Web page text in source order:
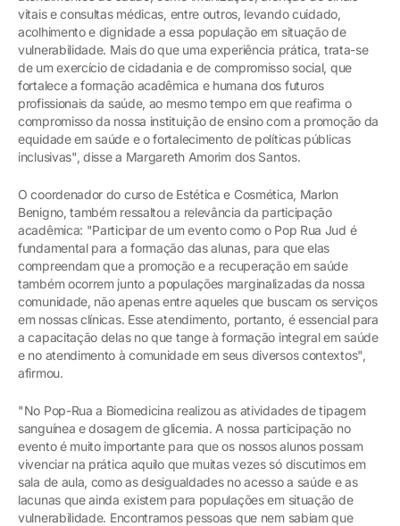
vitais e consultas médicas, entre outros, levando cuidado,
acolhimento e dignidade a essa população em situação de
vulnerabilidade. Mais do que uma experiência prática, trata-se
de um exercício de cidadania e de compromisso social, que
fortalece a formação acadêmica e humana dos futuros
profissionais da saúde, ao mesmo tempo em que reafirma o
compromisso da nossa instituição de ensino com a promoção da
equidade em saúde e o fortalecimento de políticas públicas
inclusivas", disse a Margareth Amorim dos Santos.
O coordenador do curso de Estética e Cosmética, Marlon
Benigno, também ressaltou a relevância da participação
acadêmica: "Participar de um evento como o Pop Rua Jud é
fundamental para a formação das alunas, para que elas
compreendam que a promoção e a recuperação em saúde
também ocorrem junto a populações marginalizadas da nossa
comunidade, não apenas entre aqueles que buscam os serviços
em nossas clínicas. Esse atendimento, portanto, é essencial para
a capacitação delas no que tange à formação integral em saúde
e no atendimento à comunidade em seus diversos contextos",
afirmou.
"No Pop-Rua a Biomedicina realizou as atividades de tipagem
sanguínea e dosagem de glicemia. A nossa participação no
evento é muito importante para que os nossos alunos possam
vivenciar na prática aquilo que muitas vezes só discutimos em
sala de aula, como as desigualdades no acesso a saúde e as
lacunas que ainda existem para populações em situação de
vulnerabilidade. Encontramos pessoas que nem sabiam que